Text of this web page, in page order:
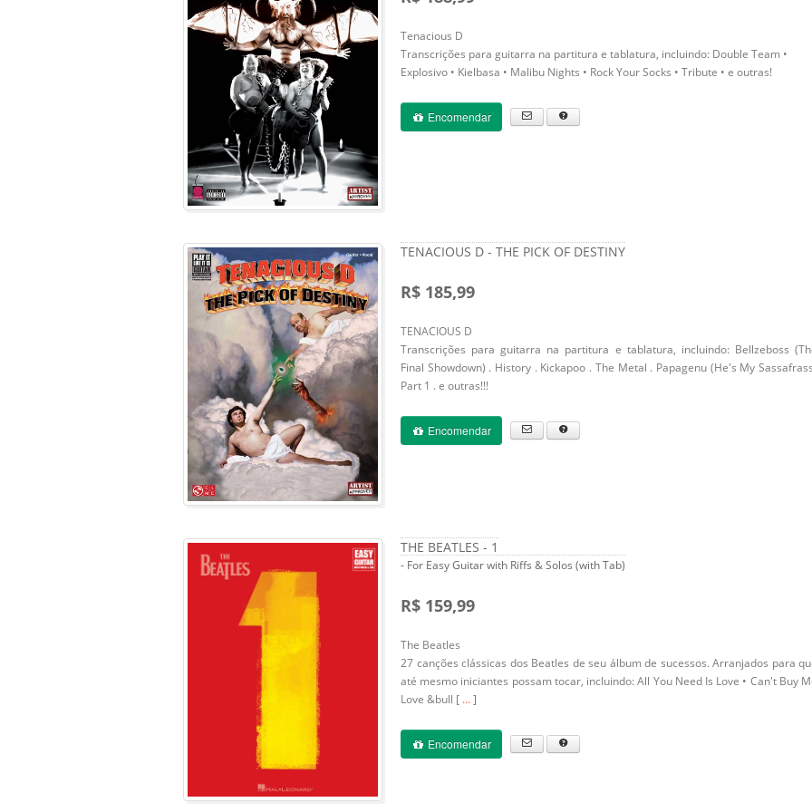
Tenacious D
Transcrições para guitarra na partitura e tablatura, incluindo: Double Team •
Explosivo • Kielbasa • Malibu Nights • Rock Your Socks • Tribute • e outras!
Encomendar
TENACIOUS D - THE PICK OF DESTINY
R$ 185,99
TENACIOUS D
Transcrições para guitarra na partitura e tablatura, incluindo: Bellzeboss
Final Showdown) . History . Kickapoo . The Metal . Papagenu (He's My
Part 1 . e outras!!!
Encomendar
THE BEATLES - 1
- For Easy Guitar with Riffs & Solos (with Tab)
R$ 159,99
The Beatles
27 canções clássicas dos Beatles de seu álbum de sucessos. Arranjados para
até mesmo iniciantes possam tocar, incluindo: All You Need Is Love • Can't Buy
Love &bull [ ...]
Encomendar